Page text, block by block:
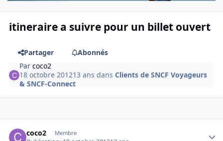
itineraire a suivre pour un billet ouvert
Partager
Abonnés
Parcoco2
18 octobre 201213 ans dansClients de SNCF Voyageurs
& SNCF-Connect
coco2 Membre